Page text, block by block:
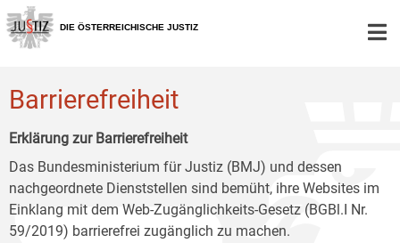
Zur
Hauptnavigation
[1]
Zum
Inhalt
[2]
Zum
Untermenü
[3]
DIE ÖSTERREICHISCHE JUSTIZ
Barrierefreiheit
Erklärung zur Barrierefreiheit
Das Bundesministerium für Justiz (BMJ) und dessen
nachgeordnete Dienststellen sind bemüht, ihre Websites im
Einklang mit dem Web-Zugänglichkeits-Gesetz (BGBl.I Nr.
59/2019) barrierefrei zugänglich zu machen.